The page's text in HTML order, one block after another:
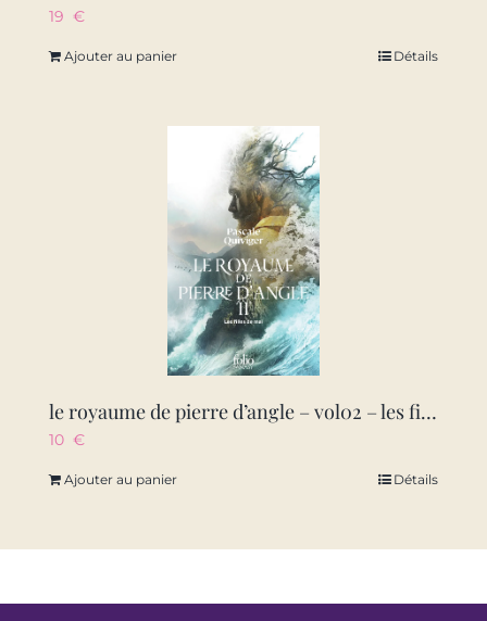
19 €
Ajouter au panier Détails
le royaume de pierre d’angle – vol02 – les filles de mai
10 €
Ajouter au panier Détails